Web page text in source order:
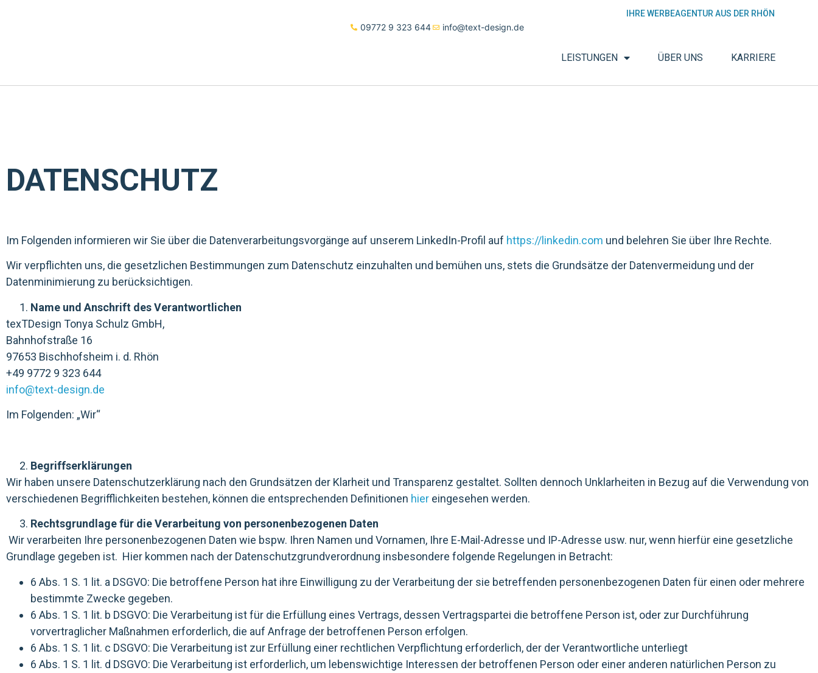
IHRE WERBEAGENTUR AUS DER RHÖN
09772 9 323 644 info@text-design.de
LEISTUNGEN ÜBER UNS KARRIERE
DATENSCHUTZ
Im Folgenden informieren wir Sie über die Datenverarbeitungsvorgänge auf unserem LinkedIn-Profil auf https://linkedin.com und belehren Sie über Ihre Rechte.
Wir verpflichten uns, die gesetzlichen Bestimmungen zum Datenschutz einzuhalten und bemühen uns, stets die Grundsätze der Datenvermeidung und der
Datenminimierung zu berücksichtigen.
Name und Anschrift des Verantwortlichen
texTDesign Tonya Schulz GmbH,
Bahnhofstraße 16
97653 Bischhofsheim i. d. Rhön
+49 9772 9 323 644
info@text-design.de
Im Folgenden: „Wir“
Begriffserklärungen
Wir haben unsere Datenschutzerklärung nach den Grundsätzen der Klarheit und Transparenz gestaltet. Sollten dennoch Unklarheiten in Bezug auf die Verwendung von
verschiedenen Begrifflichkeiten bestehen, können die entsprechenden Definitionen hier eingesehen werden.
Rechtsgrundlage für die Verarbeitung von personenbezogenen Daten
Wir verarbeiten Ihre personenbezogenen Daten wie bspw. Ihren Namen und Vornamen, Ihre E-Mail-Adresse und IP-Adresse usw. nur, wenn hierfür eine gesetzliche
Grundlage gegeben ist. Hier kommen nach der Datenschutzgrundverordnung insbesondere folgende Regelungen in Betracht:
6 Abs. 1 S. 1 lit. a DSGVO: Die betroffene Person hat ihre Einwilligung zu der Verarbeitung der sie betreffenden personenbezogenen Daten für einen oder mehrere
bestimmte Zwecke gegeben.
6 Abs. 1 S. 1 lit. b DSGVO: Die Verarbeitung ist für die Erfüllung eines Vertrags, dessen Vertragspartei die betroffene Person ist, oder zur Durchführung
vorvertraglicher Maßnahmen erforderlich, die auf Anfrage der betroffenen Person erfolgen.
6 Abs. 1 S. 1 lit. c DSGVO: Die Verarbeitung ist zur Erfüllung einer rechtlichen Verpflichtung erforderlich, der der Verantwortliche unterliegt
6 Abs. 1 S. 1 lit. d DSGVO: Die Verarbeitung ist erforderlich, um lebenswichtige Interessen der betroffenen Person oder einer anderen natürlichen Person zu